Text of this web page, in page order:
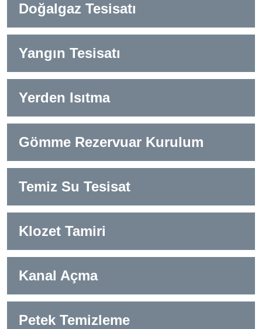
Doğalgaz Tesisatı
Yangın Tesisatı
Yerden Isıtma
Gömme Rezervuar Kurulum
Temiz Su Tesisat
Klozet Tamiri
Kanal Açma
Petek Temizleme